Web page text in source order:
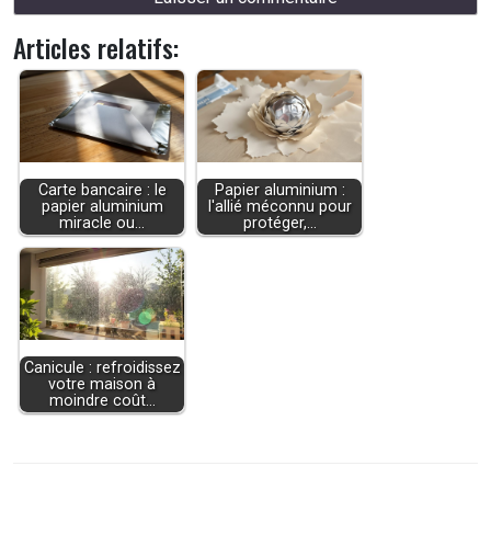
Articles relatifs:
Carte bancaire : le
papier aluminium
miracle ou…
Papier aluminium :
l'allié méconnu pour
protéger,…
Canicule : refroidissez
votre maison à
moindre coût…